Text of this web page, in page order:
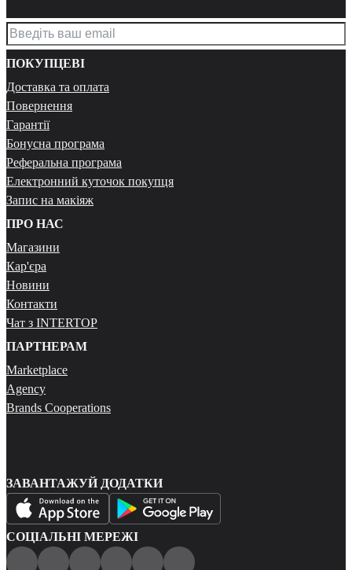
ПОКУПЦЕВІ
Доставка та оплата
Повернення
Гарантії
Бонусна програма
Реферальна програма
Електронний куточок покупця
Запис на макіяж
ПРО НАС
Магазини
Кар'єра
Новини
Контакти
Чат з INTERTOP
ПАРТНЕРАМ
Marketplace
Agency
Brands Cooperations
ЗАВАНТАЖУЙ ДОДАТКИ
СОЦІАЛЬНІ МЕРЕЖІ